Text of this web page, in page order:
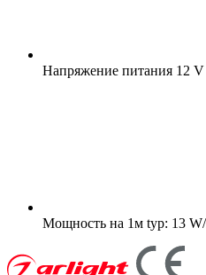
Напряжение питания 12 V
Мощность на 1м typ: 13